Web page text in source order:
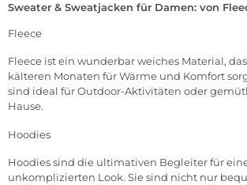
Sweater & Sweatjacken für Damen: von
Fleece
Fleece ist ein wunderbar weiches Material,
kälteren Monaten für Wärme und Komfort
sind ideal für Outdoor-Aktivitäten oder
Hause.
Hoodies
Hoodies sind die ultimativen Begleiter für
unkomplizierten Look. Sie sind nicht nur